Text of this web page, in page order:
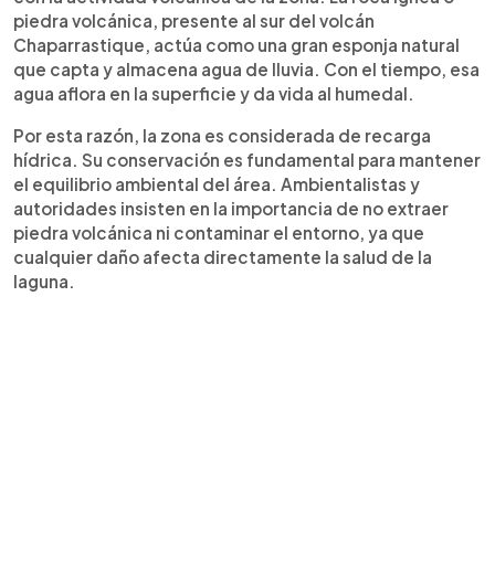
piedra volcánica, presente al sur del volcán
Chaparrastique, actúa como una gran esponja natural
que capta y almacena agua de lluvia. Con el tiempo, esa
agua aflora en la superficie y da vida al humedal.
Por esta razón, la zona es considerada de recarga
hídrica. Su conservación es fundamental para mantener
el equilibrio ambiental del área. Ambientalistas y
autoridades insisten en la importancia de no extraer
piedra volcánica ni contaminar el entorno, ya que
cualquier daño afecta directamente la salud de la
laguna.